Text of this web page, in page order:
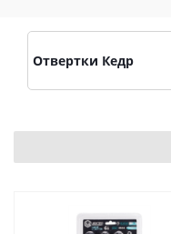
Отвертки Кедр